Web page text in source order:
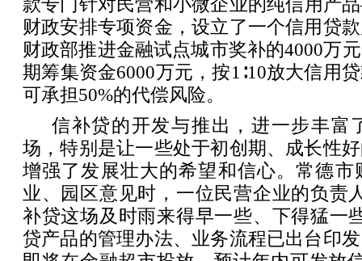
财政安排专项资金，设立了一个信用贷
财政部推进金融试点城市奖补的4000万
期筹集资金6000万元，按1∶10放大信用
可承担50%的代偿风险。
信补贷的开发与推出，进一步丰富
场，特别是让一些处于初创期、成长性
增强了发展壮大的希望和信心。常德市
业、园区意见时，一位民营企业的负责
补贷这场及时雨来得早一些、下得猛一
贷产品的管理办法、业务流程已出台印